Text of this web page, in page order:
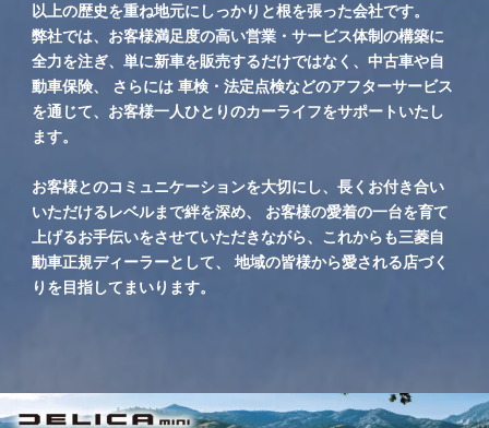
以上の歴史を重ね地元にしっかりと根を張った会社です。
弊社では、お客様満足度の高い営業・サービス体制の構築に
全力を注ぎ、単に新車を販売するだけではなく、中古車や自
動車保険、 さらには 車検・法定点検などのアフターサービス
を通じて、お客様一人ひとりのカーライフをサポートいたし
ます。
お客様とのコミュニケーションを大切にし、長くお付き合い
いただけるレベルまで絆を深め、 お客様の愛着の一台を育て
上げるお手伝いをさせていただきながら、これからも三菱自
動車正規ディーラーとして、 地域の皆様から愛される店づく
りを目指してまいります。